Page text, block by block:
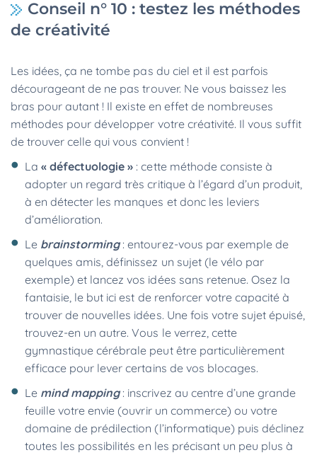
Conseil n° 10 : testez les méthodes
de créativité
Les idées, ça ne tombe pas du ciel et il est parfois
décourageant de ne pas trouver. Ne vous baissez les
bras pour autant ! Il existe en effet de nombreuses
méthodes pour développer votre créativité. Il vous suffit
de trouver celle qui vous convient !
La« défectuologie » : cette méthode consiste à
adopter un regard très critique à l’égard d’un produit,
à en détecter les manques et donc les leviers
d’amélioration.
Le brainstorming : entourez-vous par exemple de
quelques amis, définissez un sujet (le vélo par
exemple) et lancez vos idées sans retenue. Osez la
fantaisie, le but ici est de renforcer votre capacité à
trouver de nouvelles idées. Une fois votre sujet épuisé,
trouvez-en un autre. Vous le verrez, cette
gymnastique cérébrale peut être particulièrement
efficace pour lever certains de vos blocages.
Le mind mapping: inscrivez au centre d’une grande
feuille votre envie (ouvrir un commerce) ou votre
domaine de prédilection (l’informatique) puis déclinez
toutes les possibilités en les précisant un peu plus à